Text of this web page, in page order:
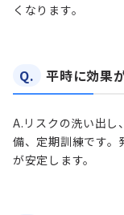
くなります。
Q. 平時に効果
A. リスクの洗い出
備、定期訓練です
が安定します。